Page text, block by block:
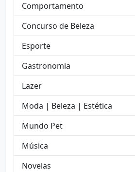
Comportamento
Concurso de Beleza
Esporte
Gastronomia
Lazer
Moda | Beleza | Estética
Mundo Pet
Música
Novelas